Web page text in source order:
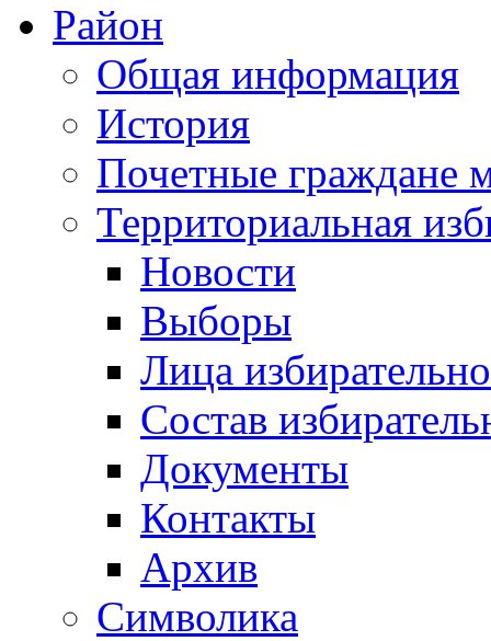
Район
Общая информация
История
Почетные граждане
Территориальная
Новости
Выборы
Лица
Состав
Документы
Контакты
Архив
Символика